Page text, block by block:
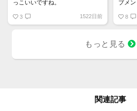
っこいいですね。
3 1522日前
ブメ
文字
8
もっと見る
関連記事